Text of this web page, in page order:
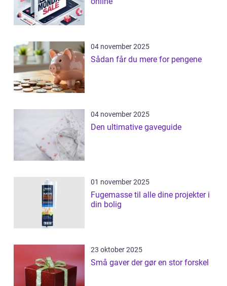
04 november 2025
Sådan får du mere for pengene
04 november 2025
Den ultimative gaveguide
01 november 2025
Fugemasse til alle dine projekter i
din bolig
23 oktober 2025
Små gaver der gør en stor forskel